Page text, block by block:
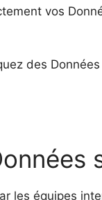
vos
des
les équipes